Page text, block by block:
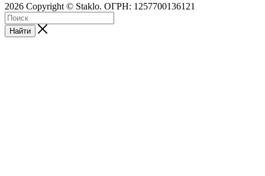
2026 Copyright © Staklo. ОГРН: 1257700136121
Найти